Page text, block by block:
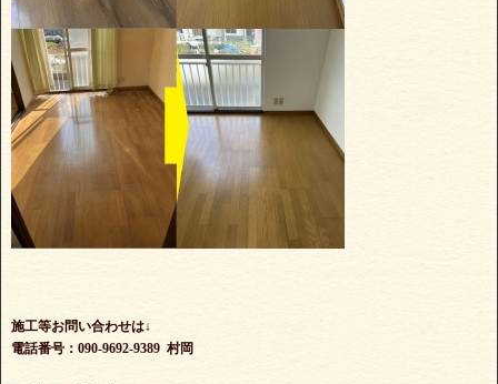
施工等お問い合わせは↓
電話番号：090-9692-9389 村岡